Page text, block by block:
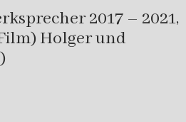
2017 – 2021,
Holger und